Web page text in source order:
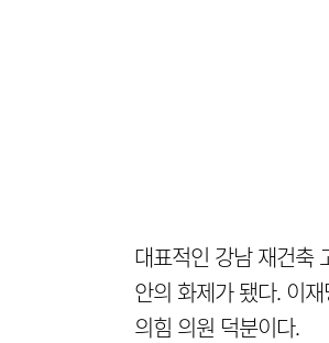
대표적인 강남 재건축
안의 화제가 됐다. 이
의힘 의원 덕분이다.